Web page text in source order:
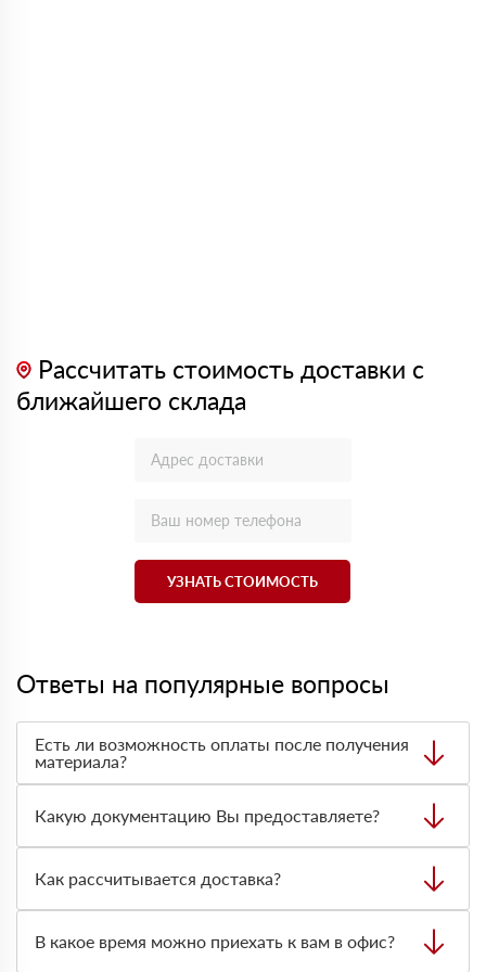
Рассчитать стоимость доставки с
ближайшего склада
УЗНАТЬ СТОИМОСТЬ
Ответы на популярные вопросы
Есть ли возможность оплаты после получения
материала?
оплата по факту получения товара. При этом, если
доставленный товар был ненадлежащего качества, то
Вы вправе от него отказаться.
Какую документацию Вы предоставляете?
сертификаты и паспорта качества, а также товарно-
транспортную накладную.
Как рассчитывается доставка?
персональный менеджер для уточнения деталей заказа.
Далее он передает заявку нашему логисту для оценки
В какое время можно приехать к вам в офис?